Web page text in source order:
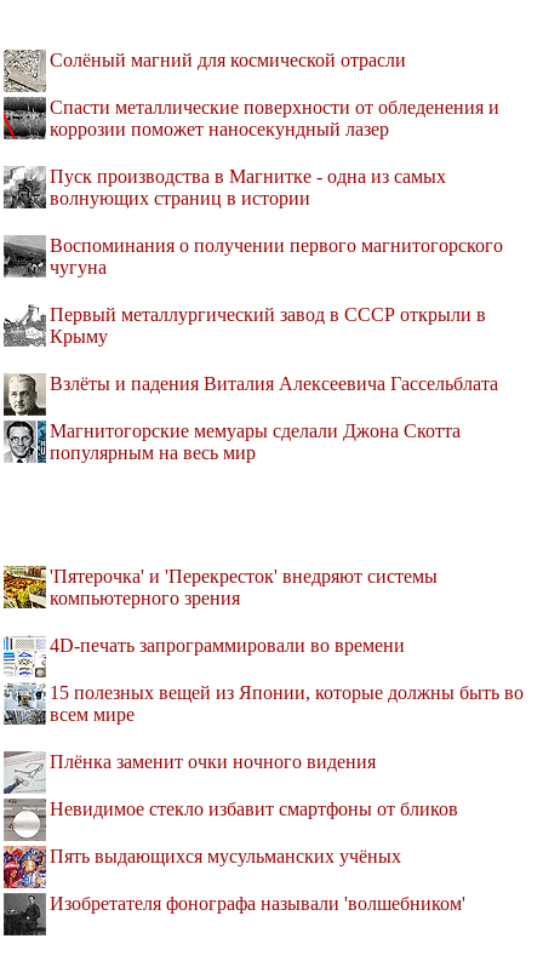
Солёный магний для космической отрасли
Спасти металлические поверхности от обледенения и
коррозии поможет наносекундный лазер
Пуск производства в Магнитке - одна из самых
волнующих страниц в истории
Воспоминания о получении первого магнитогорского
чугуна
Первый металлургический завод в СССР открыли в
Крыму
Взлёты и падения Виталия Алексеевича Гассельблата
Магнитогорские мемуары сделали Джона Скотта
популярным на весь мир
'Пятерочка' и 'Перекресток' внедряют системы
компьютерного зрения
4D-печать запрограммировали во времени
15 полезных вещей из Японии, которые должны быть во
всем мире
Плёнка заменит очки ночного видения
Невидимое стекло избавит смартфоны от бликов
Пять выдающихся мусульманских учёных
Изобретателя фонографа называли 'волшебником'